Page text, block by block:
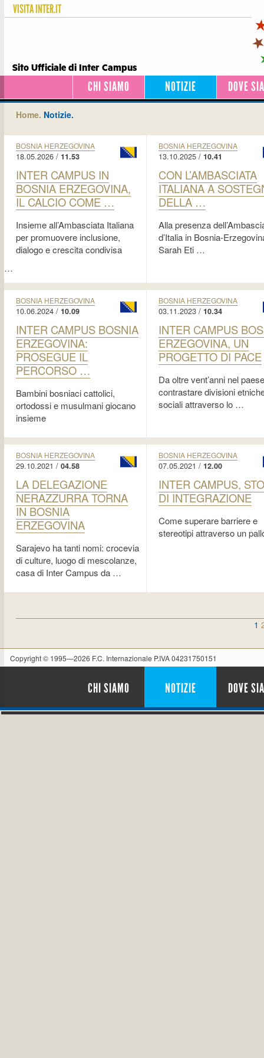
VISITAINTER.IT
Sito Ufficiale di Inter Campus
CHI SIAMO NOTIZIE DOVE
Home. Notizie.
BOSNIA HERZEGOVINA
18.05.2026 / 11.53
INTER CAMPUS IN
BOSNIA ERZEGOVINA,
IL CALCIO COME …
Insieme all’Ambasciata Italiana
per promuovere inclusione,
dialogo e crescita condivisa
…
BOSNIA HERZEGOVINA
13.10.2025 / 10.41
CON L’AMBASCIATA
ITALIANA A
DELLA …
Alla presenza
d’Italia in Bosnia-
Sarah Eti …
BOSNIA HERZEGOVINA
10.06.2024 / 10.09
INTER CAMPUS BOSNIA
ERZEGOVINA:
PROSEGUE IL
PERCORSO …
Bambini bosniaci cattolici,
ortodossi e musulmani giocano
insieme
BOSNIA HERZEGOVINA
03.11.2023 / 10.34
INTER CAMPUS
ERZEGOVINA, UN
PROGETTO DI PACE
Da oltre vent’anni nel
contrastare divisioni
sociali attraverso lo …
BOSNIA HERZEGOVINA
29.10.2021 / 04.58
LA DELEGAZIONE
NERAZZURRA TORNA
IN BOSNIA
ERZEGOVINA
Sarajevo ha tanti nomi: crocevia
di culture, luogo di mescolanze,
casa di Inter Campus da …
BOSNIA HERZEGOVINA
07.05.2021 / 12.00
INTER CAMPUS,
DI INTEGRAZIONE
Come superare barriere e
stereotipi attraverso un
1
Copyright © 1995—2026 F.C. Internazionale P.IVA 04231750151
CHI SIAMO NOTIZIE DOVE